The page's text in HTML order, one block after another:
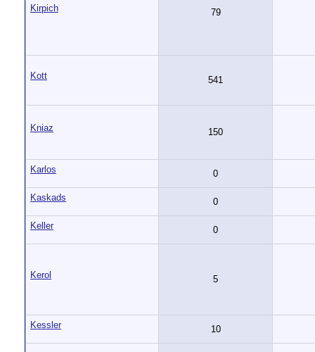
Kirpich 79
Kott 541
Kniaz 150
Karlos 0
Kaskads 0
Keller 0
Kerol 5
Kessler 10